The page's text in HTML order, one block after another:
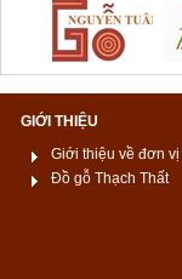
GIỚI THIỆU
Giới thiệu về đơn vị
Đồ gỗ Thạch Thất